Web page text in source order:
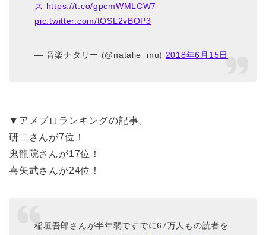
ス https://t.co/gpcmWMLCW7
pic.twitter.com/tOSL2vBOP3
— 音楽ナタリー (@natalie_mu) 2018年6月15日
▼アメブロランキングの記事。
研二さんが7位！
鬼龍院さんが17位！
喜矢武さんが24位！
稲垣吾郎さんが半年弱ですでに67万人もの読者を